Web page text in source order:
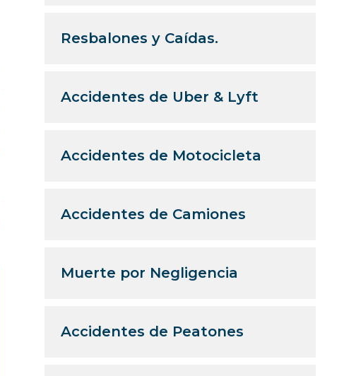
Resbalones y Caídas.
Accidentes de Uber & Lyft
Accidentes de Motocicleta
Accidentes de Camiones
Muerte por Negligencia
Accidentes de Peatones